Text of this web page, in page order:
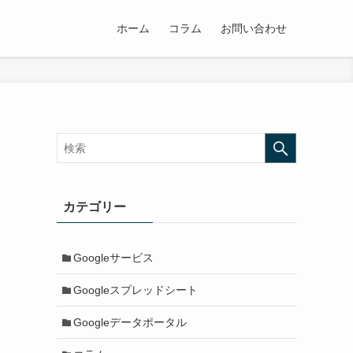
ホーム コラム お問い合わせ
カテゴリー
Googleサービス
Googleスプレッドシート
Googleデータポータル